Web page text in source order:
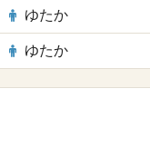
ゆたか
ゆたか